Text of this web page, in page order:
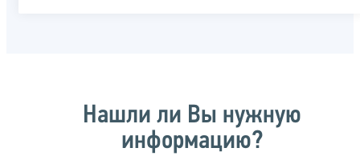
Нашли ли Вы нужную
информацию?